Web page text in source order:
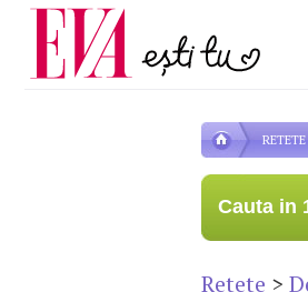
RETETE
Cauta in
Retete >
Carieră
Actualitate